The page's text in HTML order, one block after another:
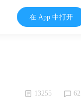
在 App 中打开
13255 62